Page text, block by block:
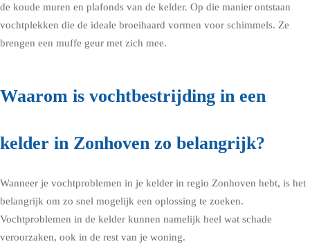
de koude muren en plafonds van de kelder. Op die manier ontstaan
vochtplekken die de ideale broeihaard vormen voor schimmels. Ze
brengen een muffe geur met zich mee.
Waarom is vochtbestrijding in een
kelder in Zonhoven zo belangrijk?
Wanneer je vochtproblemen in je kelder in regio Zonhoven hebt, is het
belangrijk om zo snel mogelijk een oplossing te zoeken.
Vochtproblemen in de kelder kunnen namelijk heel wat schade
veroorzaken, ook in de rest van je woning.